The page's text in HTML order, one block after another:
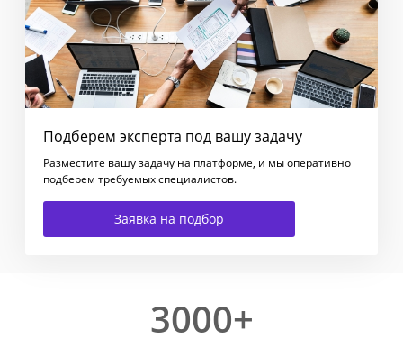
Подберем эксперта под вашу задачу
Разместите вашу задачу на платформе, и мы оперативно
подберем требуемых специалистов.
Заявка на подбор
3000+